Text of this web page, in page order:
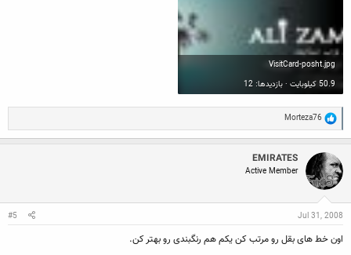
VisitCard-posht.jpg
50.9 کیلوبایت · بازدیدها: 12
R
e
a
c
t
i
o
n
:
Morteza76
EMIRATES
Active Member
Jul 31, 2008
#5
اون خط های بقل رو مرتب کن یکم هم رنگبندی رو بهتر کن.